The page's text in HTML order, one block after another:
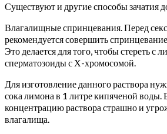
Существуют и другие способы зачатия
Влагалищные спринцевания. Перед
рекомендуется совершить
Это делается для того, чтобы стереть с
сперматозоиды с Х-хромосомой.
Для изготовление данного раствора
сока лимона в 1 литре кипяченой воды.
концентрацию раствора страшно и
влагалища.